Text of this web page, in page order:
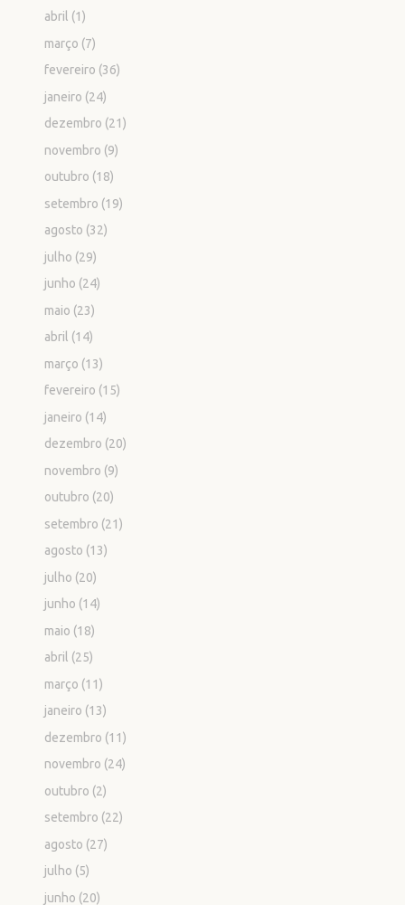
abril (1)
março (7)
fevereiro (36)
janeiro (24)
dezembro (21)
novembro (9)
outubro (18)
setembro (19)
agosto (32)
julho (29)
junho (24)
maio (23)
abril (14)
março (13)
fevereiro (15)
janeiro (14)
dezembro (20)
novembro (9)
outubro (20)
setembro (21)
agosto (13)
julho (20)
junho (14)
maio (18)
abril (25)
março (11)
janeiro (13)
dezembro (11)
novembro (24)
outubro (2)
setembro (22)
agosto (27)
julho (5)
junho (20)